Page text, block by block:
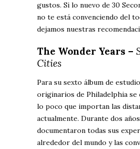
gustos. Si lo nuevo de 30
no te está convenciendo del
dejamos nuestras
The Wonder Years –
Cities
Para su sexto álbum de
originarios de Philadelphia se
lo poco que importan las
actualmente. Durante dos años
documentaron todas sus
alrededor del mundo y las